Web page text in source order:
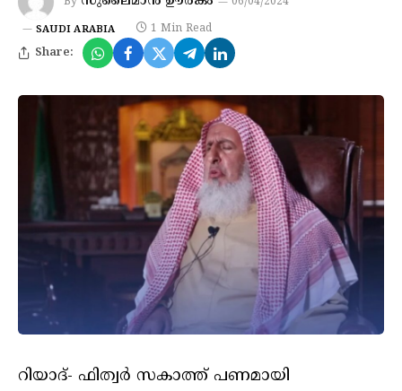
SAUDI ARABIA 1 Min Read
Share:
റിയാദ്- ഫിത്വര്‍ സകാത്ത് പണമായി